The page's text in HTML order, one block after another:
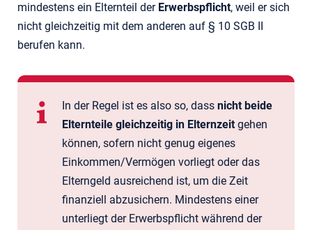
mindestens ein Elternteil der Erwerbspflicht, weil er sich
nicht gleichzeitig mit dem anderen auf § 10 SGB II
berufen kann.
In der Regel ist es also so, dass nicht beide
Elternteile gleichzeitig in Elternzeitgehen
können, sofern nicht genug eigenes
Einkommen/Vermögen vorliegt oder das
Elterngeld ausreichend ist, um die Zeit
finanziell abzusichern. Mindestens einer
unterliegt der Erwerbspflicht während der